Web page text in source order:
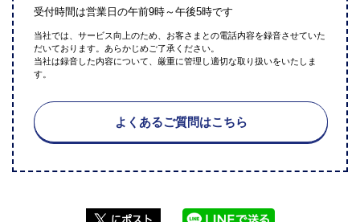
受付時間は営業日の午前9時～午後5時です
当社では、サービス向上のため、お客さまとの電話内容を録音させていた
だいております。あらかじめご了承ください。
当社は録音した内容について、厳重に管理し適切な取り扱いをいたしま
す。
よくあるご質問はこちら